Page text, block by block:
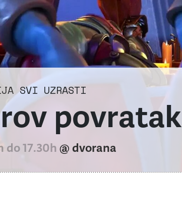
SVI UZRASTI
povratak
do 17.30h @ dvorana